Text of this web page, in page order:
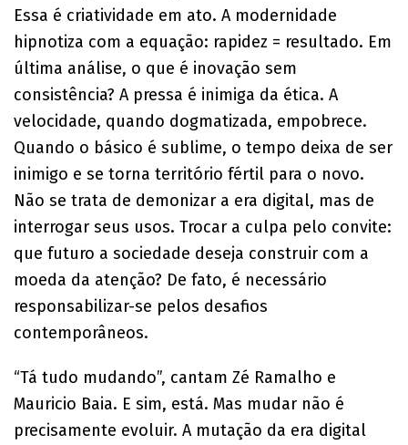
Essa é criatividade em ato. A modernidade
hipnotiza com a equação: rapidez = resultado. Em
última análise, o que é inovação sem
consistência? A pressa é inimiga da ética. A
velocidade, quando dogmatizada, empobrece.
Quando o básico é sublime, o tempo deixa de ser
inimigo e se torna território fértil para o novo.
Não se trata de demonizar a era digital, mas de
interrogar seus usos. Trocar a culpa pelo convite:
que futuro a sociedade deseja construir com a
moeda da atenção? De fato, é necessário
responsabilizar-se pelos desafios
contemporâneos.
“Tá tudo mudando”, cantam Zé Ramalho e
Mauricio Baia. E sim, está. Mas mudar não é
precisamente evoluir. A mutação da era digital